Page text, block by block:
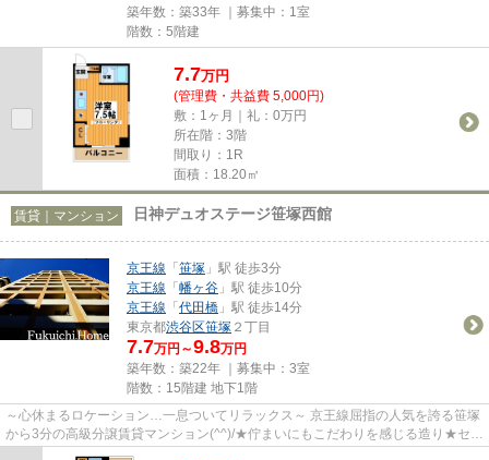
築年数：築33年 ｜募集中： 1室
階数：5階建
7.7万円
(管理費・共益費 5,000円)
敷：1ヶ月｜礼：0万円
所在階：3階
間取り：1R
面積：18.20㎡
賃貸｜マンション 日神デュオステージ笹塚西館
京王線 「笹塚 」駅 徒歩3分
京王線 「幡ヶ谷 」駅 徒歩10分
京王線 「代田橋 」駅 徒歩14分
東京都渋谷区笹塚 ２丁目
7.7万円～9.8万円
築年数：築22年 ｜募集中： 3室
階数：15階建 地下1階
～心休まるロケーション…一息ついてリラックス～ 京王線屈指の人気を誇る笹塚
から3分の高級分譲賃貸マンション(^^)/★佇まいにもこだわりを感じる造り★セキ
ュリティもバッチリ！ 一つ考...